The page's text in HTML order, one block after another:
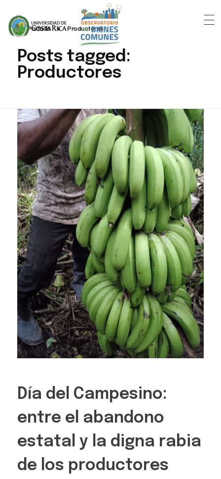
Portada » Productores
Posts tagged:
Productores
Día del Campesino:
entre el abandono
estatal y la digna rabia
de los productores